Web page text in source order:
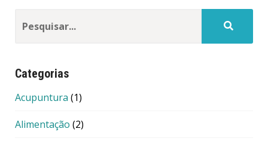
Categorias
Acupuntura (1)
Alimentação (2)